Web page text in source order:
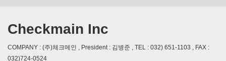
Checkmain Inc
COMPANY : (주)체크메인 , President : 김병준 , TEL : 032) 651-1103 , FAX :
032)724-0524